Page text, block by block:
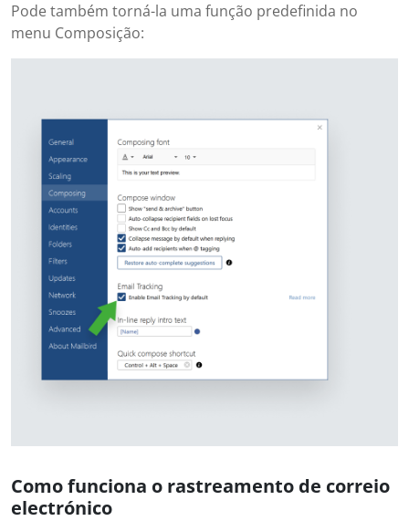
Pode também torná-la uma função predefinida no
menu Composição:
Como funciona o rastreamento de correio
electrónico